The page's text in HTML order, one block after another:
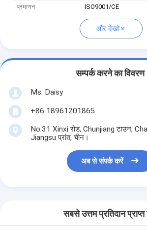
प्रमाणन
ISO9001/CE
और देखो
सम्पर्क करने का विवरण
Ms. Daisy
+86 18961201865
No.31 Xinxi रोड, Chunjiang टाउन,
Jiangsu प्रांत, चीन।
अब से संपर्क करें
सबसे उत्तम प्रतिदान